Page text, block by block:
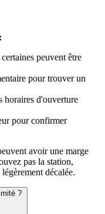
peuvent être
pour trouver un
horaires d'ouverture
pour confirmer
avoir une marge
pas la station,
décalée.
?